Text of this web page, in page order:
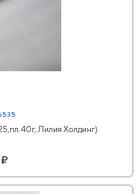
Лилия Холдинг)